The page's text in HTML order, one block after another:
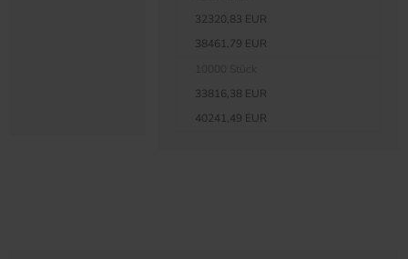
32320,83 EUR
38461,79 EUR
33816,38 EUR
40241,49 EUR